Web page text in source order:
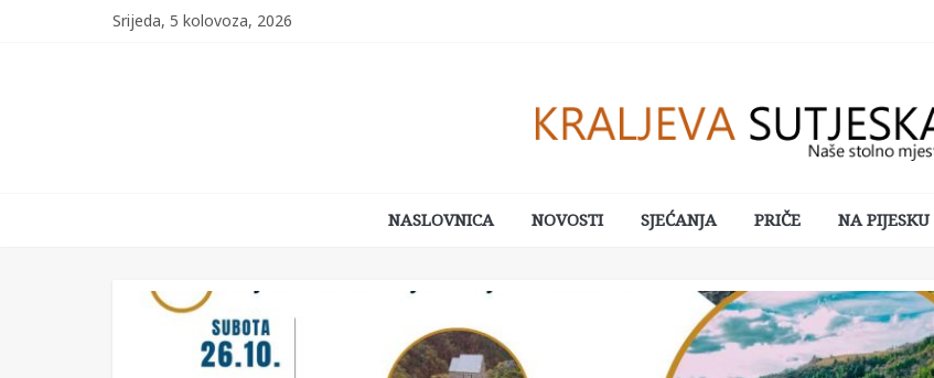
Srijeda, 5 kolovoza, 2026
Naše
NASLOVNICA NOVOSTI SJEĆANJA PRIČE NA PIJESKU